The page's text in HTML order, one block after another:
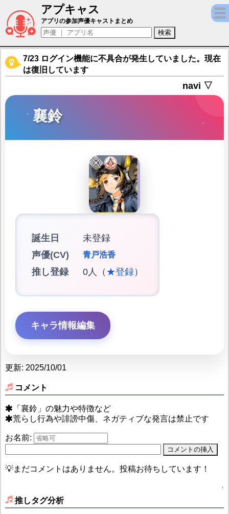
アプキャス
襄鈴（声優：青戸浩香)【アッシュエコーズ
アプリの参加声優キャストまとめ
7/23 ログイン機能に不具合が発生していました。現在
は復旧しています
navi ▽
襄鈴
誕生日
未登録
声優(CV)
青戸浩香
推し登録 0人（ ★登録）
キャラ情報編集
更新: 2025/10/01
コメント
「襄鈴」の魅力や特徴など
荒らし行為や誹謗中傷、ネガティブな発言は禁止です
お名前:
💡まだコメントはありません。投稿お待ちしています！
↑
推しタグ分析